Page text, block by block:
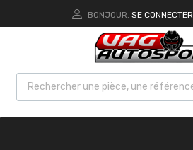
BONJOUR. SE CONNECTER